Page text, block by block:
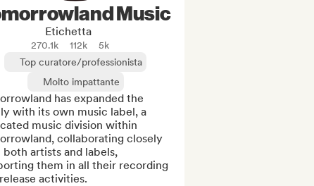
Music
Etichetta
270.1k 112k
5k
Top curatore/professionista
Molto impattante
has expanded the
with its own music label, a
music division within
collaborating closely
artists and labels,
them in all their recording
activities.